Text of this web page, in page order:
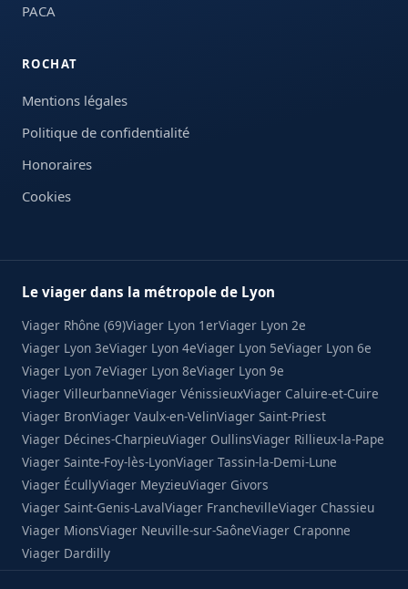
PACA
ROCHAT
Mentions légales
Politique de confidentialité
Honoraires
Cookies
Le viager dans la métropole de Lyon
Viager Rhône (69)Viager Lyon 1erViager Lyon 2e
Viager Lyon 3eViager Lyon 4eViager Lyon 5eViager Lyon 6e
Viager Lyon 7eViager Lyon 8eViager Lyon 9e
Viager VilleurbanneViager VénissieuxViager Caluire-et-Cuire
Viager BronViager Vaulx-en-VelinViager Saint-Priest
Viager Décines-CharpieuViager OullinsViager Rillieux-la-Pape
Viager Sainte-Foy-lès-LyonViager Tassin-la-Demi-Lune
Viager ÉcullyViager MeyzieuViager Givors
Viager Saint-Genis-LavalViager FranchevilleViager Chassieu
Viager MionsViager Neuville-sur-SaôneViager Craponne
Viager Dardilly